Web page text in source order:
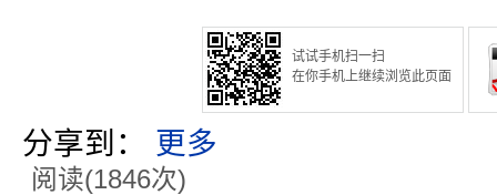
试试手机扫一扫
在你手机上继续浏览此页面
分享到： 更多
阅读(1846次)